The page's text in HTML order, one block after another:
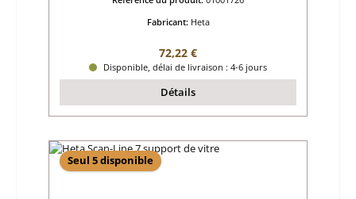
Fabricant: Heta
Prix régulier :
72,22 €
Disponible, délai de livraison : 4-6 jours
Détails
Seul 5 disponible